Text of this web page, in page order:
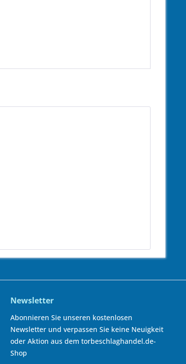
Newsletter
Abonnieren Sie unseren kostenlosen
Newsletter und verpassen Sie keine Neuigkeit
oder Aktion aus dem torbeschlaghandel.de-
Shop